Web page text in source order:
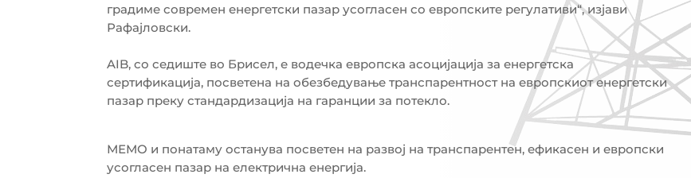
градиме современ енергетски пазар усогласен со европските регулативи“, изјави
Рафајловски.
AIB, со седиште во Брисел, е водечка европска асоцијација за енергетска
сертификација, посветена на обезбедување транспарентност на европскиот енергетски
пазар преку стандардизација на гаранции за потекло.
МЕМО и понатаму останува посветен на развој на транспарентен, ефикасен и европски
усогласен пазар на електрична енергија.